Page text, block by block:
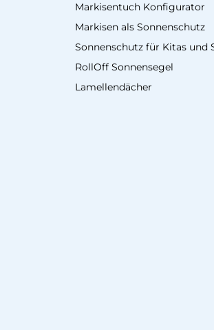
Markisentuch Konfigurator
Markisen als Sonnenschutz
Sonnenschutz für Kitas und
RollOff Sonnensegel
Lamellendächer